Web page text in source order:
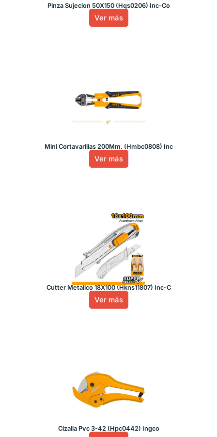
Pinza Sujecion 50X150 (Hqs0206) Inc-Co
Ver más
Mini Cortavarillas 200Mm. (Hmbc0808) Inc
Ver más
Cutter Metalico 18X100 (Hkns11807) Inc-C
Ver más
Cizalla Pvc 3-42 (Hpc0442) Ingco